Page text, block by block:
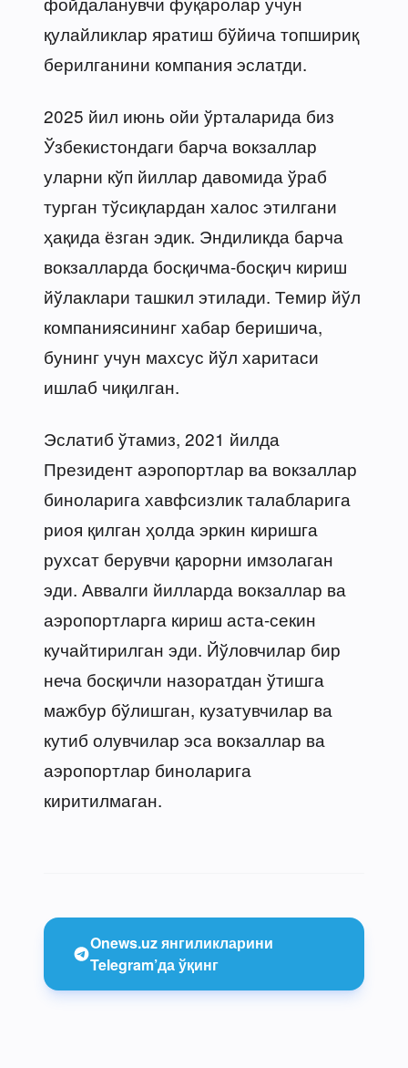
қулайликлар яратиш бўйича топшириқ
берилганини компания эслатди.
2025 йил июнь ойи ўрталарида биз
Ўзбекистондаги барча вокзаллар
уларни кўп йиллар давомида ўраб
турган тўсиқлардан халос этилгани
ҳақида ёзган эдик. Эндиликда барча
вокзалларда босқичма-босқич кириш
йўлаклари ташкил этилади. Темир йўл
компаниясининг хабар беришича,
бунинг учун махсус йўл харитаси
ишлаб чиқилган.
Эслатиб ўтамиз, 2021 йилда
Президент аэропортлар ва вокзаллар
биноларига хавфсизлик талабларига
риоя қилган ҳолда эркин киришга
рухсат берувчи қарорни имзолаган
эди. Аввалги йилларда вокзаллар ва
аэропортларга кириш аста-секин
кучайтирилган эди. Йўловчилар бир
неча босқичли назоратдан ўтишга
мажбур бўлишган, кузатувчилар ва
кутиб олувчилар эса вокзаллар ва
аэропортлар биноларига
киритилмаган.
Onews.uz янгиликларини
Telegram’да ўқинг